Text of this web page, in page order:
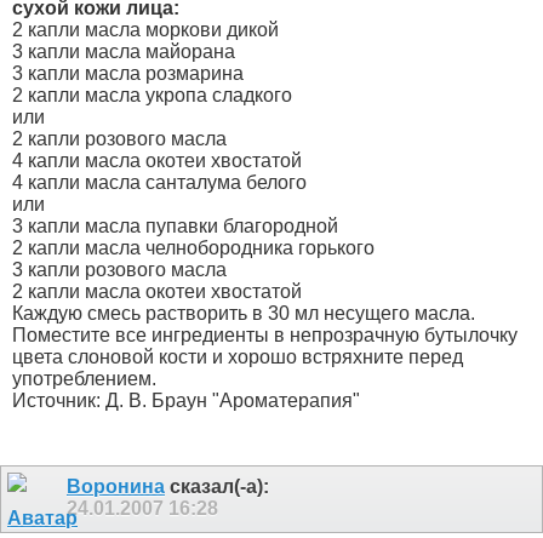
сухой кожи лица:
2 капли масла моркови дикой
3 капли масла майорана
3 капли масла розмарина
2 капли масла укропа сладкого
или
2 капли розового масла
4 капли масла окотеи хвостатой
4 капли масла санталума белого
или
3 капли масла пупавки благородной
2 капли масла челнобородника горького
3 капли розового масла
2 капли масла окотеи хвостатой
Каждую смесь растворить в 30 мл несущего масла.
Поместите все ингредиенты в непрозрачную бутылочку
цвета слоновой кости и хорошо встряхните перед
употреблением.
Источник: Д. В. Браун "Ароматерапия"
Воронина сказал(-а):
24.01.2007 16:28